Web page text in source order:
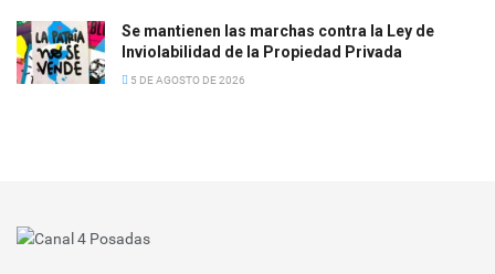
Se mantienen las marchas contra la Ley de
Inviolabilidad de la Propiedad Privada
5 DE AGOSTO DE 2026